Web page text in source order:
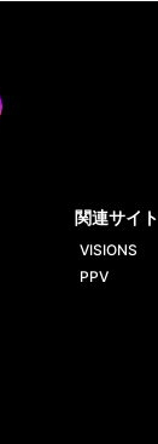
関連サイト
VISIONS
PPV